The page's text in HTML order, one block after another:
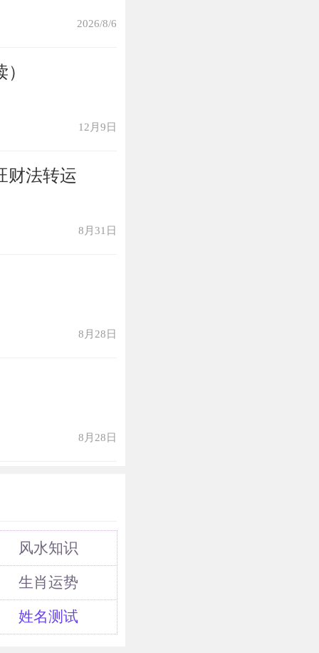
物会让属猪女
。
2026/8/6
12月9日
财法转运
8月31日
8月28日
8月28日
风水知识
生肖运势
姓名测试